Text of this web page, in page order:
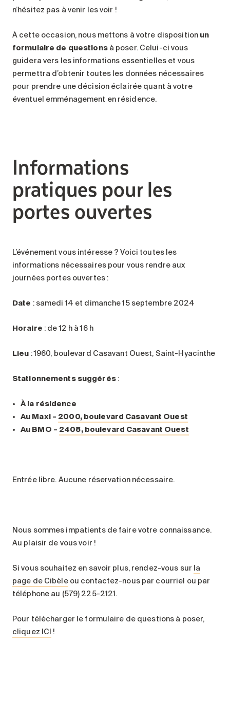
n’hésitez pas à venir les voir !
À cette occasion, nous mettons à votre disposition un
formulaire de questionsà poser. Celui-ci vous
guidera vers les informations essentielles et vous
permettra d’obtenir toutes les données nécessaires
pour prendre une décision éclairée quant à votre
éventuel emménagement en résidence.
Informations
pratiques pour les
portes ouvertes
L’événement vous intéresse ? Voici toutes les
informations nécessaires pour vous rendre aux
journées portes ouvertes :
Date : samedi 14 et dimanche 15 septembre 2024
Horaire : de 12 h à 16 h
Lieu : 1960, boulevard Casavant Ouest, Saint-Hyacinthe
Stationnements suggérés:
À la résidence
Au Maxi – 2000, boulevard Casavant Ouest
Au BMO – 2408, boulevard Casavant Ouest
Entrée libre. Aucune réservation nécessaire.
Nous sommes impatients de faire votre connaissance.
Au plaisir de vous voir !
Si vous souhaitez en savoir plus, rendez-vous sur la
page de Cibèleou contactez-nous par courriel ou par
téléphone au (579) 225-2121.
Pour télécharger le formulaire de questions à poser,
cliquez ICI !